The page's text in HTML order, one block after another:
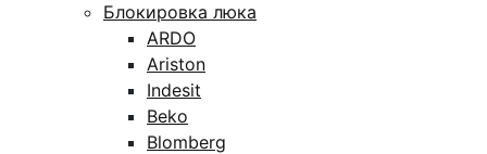
Блокировка люка
ARDO
Ariston
Indesit
Beko
Blomberg